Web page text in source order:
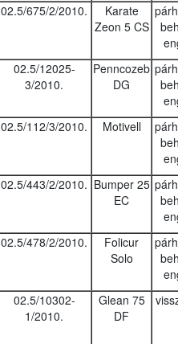
02.5/675/2/2010.
Karate
Zeon 5 CS
02.5/12025-
3/2010.
Penncozeb
DG
02.5/112/3/2010. Motivell
02.5/443/2/2010. Bumper 25
EC
02.5/478/2/2010.
Folicur
Solo
02.5/10302-
1/2010.
Glean 75
DF